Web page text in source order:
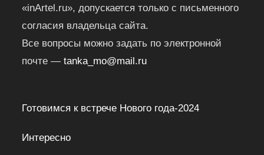
«inArtel.ru», допускается только с письменного
согласия владельца сайта.
Все вопросы можно задать по электронной
почте —tanka_mo@mail.ru
Готовимся к встрече Нового года-2024
Интересно